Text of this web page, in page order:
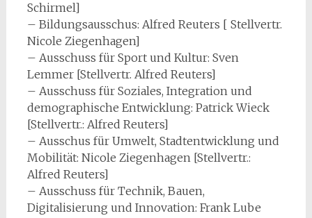
Schirmel]
– Bildungsausschus: Alfred Reuters [ Stellvertr.
Nicole Ziegenhagen]
– Ausschuss für Sport und Kultur: Sven
Lemmer [Stellvertr. Alfred Reuters]
– Ausschuss für Soziales, Integration und
demographische Entwicklung: Patrick Wieck
[Stellvertr.: Alfred Reuters]
– Ausschus für Umwelt, Stadtentwicklung und
Mobilität: Nicole Ziegenhagen [Stellvertr.:
Alfred Reuters]
– Ausschuss für Technik, Bauen,
Digitalisierung und Innovation: Frank Lube